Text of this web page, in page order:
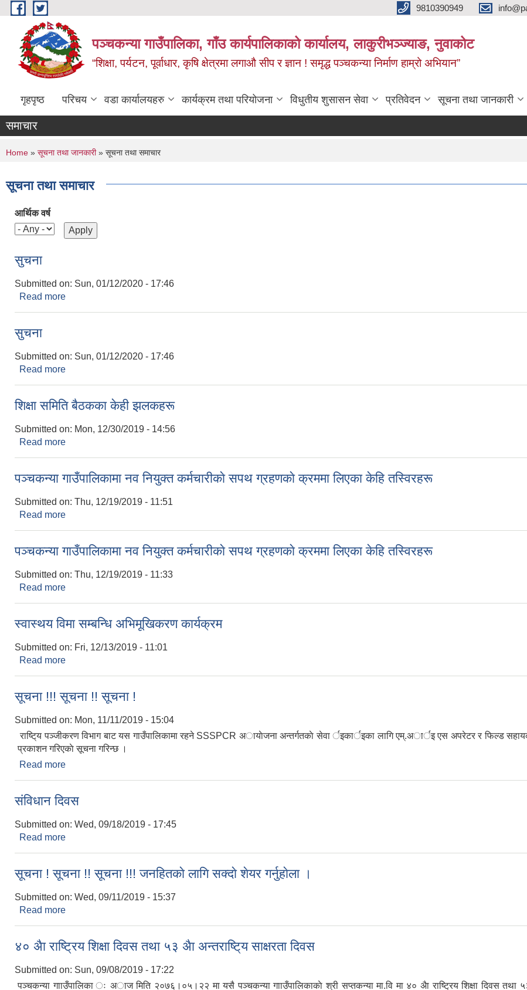
Skip to main content 9810390949
पञ्‍चकन्या गाउँपालिका, गाँउ कार्यपालिकाको कार्यालय, लाकुरीभञ्‍ज्याङ, नुवाकोट
“शिक्षा, पर्यटन, पूर्वाधार, कृषि क्षेत्रमा लगाऔ सीप र ज्ञान ! समृद्ध पञ्‍चकन्या निर्माण हाम्रो अभियान”
गृहपृष्ठ परिचय वडा कार्यालयहरु कार्यक्रम तथा परियोजना विधुतीय शुसासन सेवा प्रतिवेदन सूचना तथा जानकारी
समाचार
You are here
Home » सूचना तथा जानकारी» सूचना तथा समाचार
सूचना तथा समाचार
आर्थिक वर्ष
सुचना
Submitted on: Sun, 01/12/2020 - 17:46
Read more
सुचना
Submitted on: Sun, 01/12/2020 - 17:46
Read more
शिक्षा समिति बैठकका केही झलकहरू
Submitted on: Mon, 12/30/2019 - 14:56
Read more
पञ्चकन्या गाउँपालिकामा नव नियुक्त कर्मचारीकाे सपथ ग्रहणकाे क्रममा लिएका केहि तस्विरहरू
Submitted on: Thu, 12/19/2019 - 11:51
Read more
पञ्चकन्या गाउँपालिकामा नव नियुक्त कर्मचारीकाे सपथ ग्रहणकाे क्रममा लिएका केहि तस्विरहरू
Submitted on: Thu, 12/19/2019 - 11:33
Read more
स्वास्थय विमा सम्बन्धि अभिमूखिकरण कार्यक्रम
Submitted on: Fri, 12/13/2019 - 11:01
Read more
सूचना !!! सूचना !! सूचना !
Submitted on: Mon, 11/11/2019 - 15:04
राष्टि्य पञ्जीकरण विभाग बाट यस गाउँपालिकामा रहने SSSPCR अायाेजना अन्तर्गतकाे सेवा र्इकार्इका लागि एम्.अार्इ एस अपरेटर र फिल्ड
प्रकाशन गरिएकाे सूचना गरिन्छ ।
Read more
संविधान दिवस
Submitted on: Wed, 09/18/2019 - 17:45
Read more
सूचना ! सूचना !! सूचना !!! जनहितकाे लागि सक्दाे शेयर गर्नुहाेला ।
Submitted on: Wed, 09/11/2019 - 15:37
Read more
४० अैा राष्ट्रिय शिक्षा दिवस तथा ५३ अैा अन्तराष्टि्य साक्षरता दिवस
Submitted on: Sun, 09/08/2019 - 17:22
पञ्चकन्या गााउँपालिका ः अाज मिति २०७६।०५।२२ मा यसै पञ्चकन्या गााउँपालिकाकाे श्री सप्तकन्या मा.वि मा ४० अैा राष्ट्रिय शिक्षा दिवस तथा